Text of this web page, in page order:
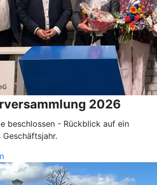
2026
beschlossen - Rückblick auf ein